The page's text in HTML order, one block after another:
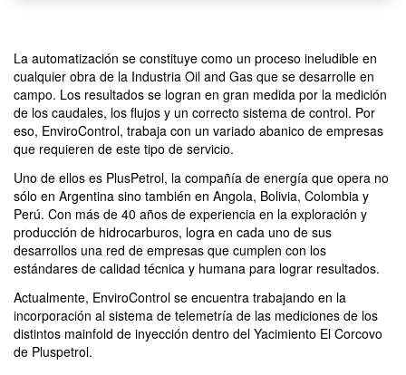
La automatización se constituye como un proceso ineludible en
cualquier obra de la Industria Oil and Gas que se desarrolle en
campo. Los resultados se logran en gran medida por la medición
de los caudales, los flujos y un correcto sistema de control. Por
eso, EnviroControl, trabaja con un variado abanico de empresas
que requieren de este tipo de servicio.
Uno de ellos es PlusPetrol, la compañía de energía que opera no
sólo en Argentina sino también en Angola, Bolivia, Colombia y
Perú. Con más de 40 años de experiencia en la exploración y
producción de hidrocarburos, logra en cada uno de sus
desarrollos una red de empresas que cumplen con los
estándares de calidad técnica y humana para lograr resultados.
Actualmente, EnviroControl se encuentra trabajando en la
incorporación al sistema de telemetría de las mediciones de los
distintos mainfold de inyección dentro del Yacimiento El Corcovo
de Pluspetrol.